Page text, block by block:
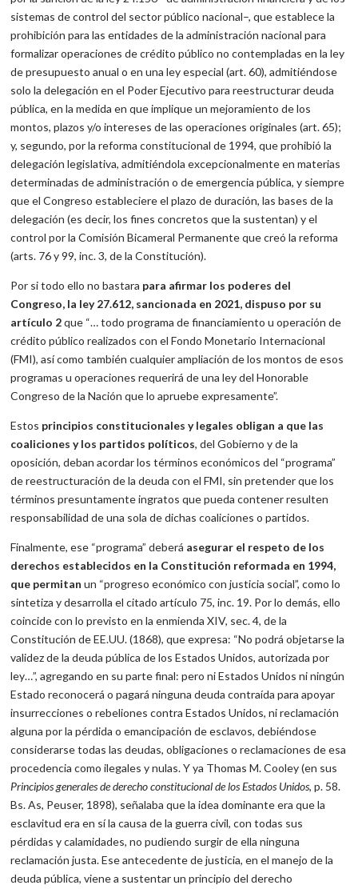
sistemas de control del sector público nacional–, que establece la
prohibición para las entidades de la administración nacional para
formalizar operaciones de crédito público no contempladas en la ley
de presupuesto anual o en una ley especial (art. 60), admitiéndose
solo la delegación en el Poder Ejecutivo para reestructurar deuda
pública, en la medida en que implique un mejoramiento de los
montos, plazos y/o intereses de las operaciones originales (art. 65);
y, segundo, por la reforma constitucional de 1994, que prohibió la
delegación legislativa, admitiéndola excepcionalmente en materias
determinadas de administración o de emergencia pública, y siempre
que el Congreso estableciere el plazo de duración, las bases de la
delegación (es decir, los fines concretos que la sustentan) y el
control por la Comisión Bicameral Permanente que creó la reforma
(arts. 76 y 99, inc. 3, de la Constitución).
Por si todo ello no bastara para afirmar los poderes del
Congreso, la ley 27.612, sancionada en 2021, dispuso por su
artículo 2que “… todo programa de financiamiento u operación de
crédito público realizados con el Fondo Monetario Internacional
(FMI), así como también cualquier ampliación de los montos de esos
programas u operaciones requerirá de una ley del Honorable
Congreso de la Nación que lo apruebe expresamente”.
Estos principios constitucionales y legales obligan a que las
coaliciones y los partidos políticos, del Gobierno y de la
oposición, deban acordar los términos económicos del “programa”
de reestructuración de la deuda con el FMI, sin pretender que los
términos presuntamente ingratos que pueda contener resulten
responsabilidad de una sola de dichas coaliciones o partidos.
Finalmente, ese “programa” deberá asegurar el respeto de los
derechos establecidos en la Constitución reformada en 1994,
que permitan un “progreso económico con justicia social”, como lo
sintetiza y desarrolla el citado artículo 75, inc. 19. Por lo demás, ello
coincide con lo previsto en la enmienda XIV, sec. 4, de la
Constitución de EE.UU. (1868), que expresa: “No podrá objetarse la
validez de la deuda pública de los Estados Unidos, autorizada por
ley…”, agregando en su parte final: pero ni Estados Unidos ni ningún
Estado reconocerá o pagará ninguna deuda contraída para apoyar
insurrecciones o rebeliones contra Estados Unidos, ni reclamación
alguna por la pérdida o emancipación de esclavos, debiéndose
considerarse todas las deudas, obligaciones o reclamaciones de esa
procedencia como ilegales y nulas. Y ya Thomas M. Cooley (en sus
Principios generales de derecho constitucional de los Estados Unidos, p. 58.
Bs. As, Peuser, 1898), señalaba que la idea dominante era que la
esclavitud era en sí la causa de la guerra civil, con todas sus
pérdidas y calamidades, no pudiendo surgir de ella ninguna
reclamación justa. Ese antecedente de justicia, en el manejo de la
deuda pública, viene a sustentar un principio del derecho